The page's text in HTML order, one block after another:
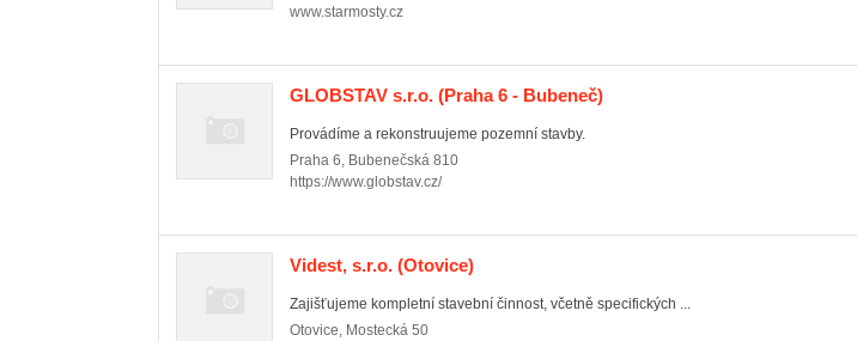
www.starmosty.cz
GLOBSTAV s.r.o. (Praha 6 - Bubeneč)
Provádíme a rekonstruujeme pozemní stavby.
Praha 6, Bubenečská 810
https://www.globstav.cz/
Videst, s.r.o. (Otovice)
Zajišťujeme kompletní stavební činnost, včetně specifických ...
Otovice, Mostecká 50